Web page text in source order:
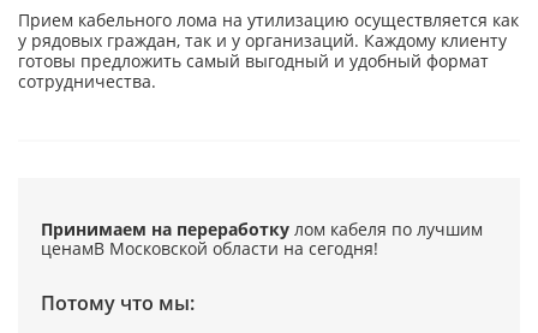
Прием кабельного лома на утилизацию осуществляется как
у рядовых граждан, так и у организаций. Каждому клиенту
готовы предложить самый выгодный и удобный формат
сотрудничества.
Принимаем на переработку лом кабеля по лучшим
ценамВ Московской области на сегодня!
Потому что мы: